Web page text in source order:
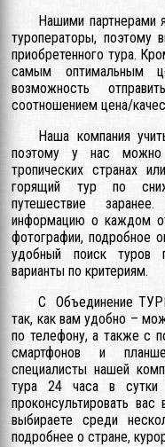
Нашими партнерами
туроператоры, поэтому
приобретенного тура.
самым оптимальным
возможность
соотношением цена/
Наша компания
поэтому у нас
тропических странах
горящий тур по
путешествие
информацию о каждом
фотографии, подробное
удобный поиск туров
варианты по критериям.
С Объединение
так, как вам удобно –
по телефону, а также с
смартфонов и
специалисты нашей
тура 24 часа в
проконсультировать
выбираете среди
подробнее о стране,